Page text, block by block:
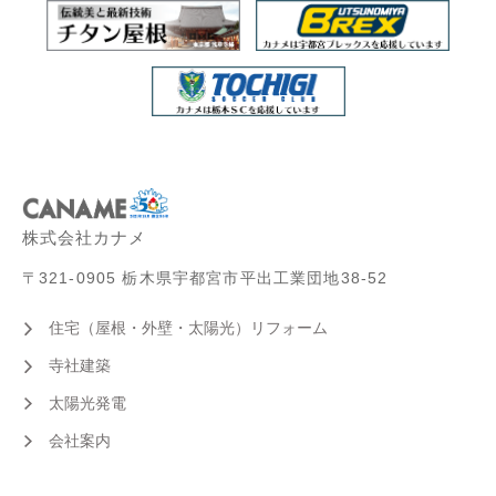
株式会社カナメ
〒321-0905 栃木県宇都宮市平出工業団地38-52
住宅（屋根・外壁・太陽光）リフォーム
寺社建築
太陽光発電
会社案内